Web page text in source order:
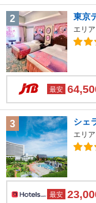
2 東京
エリア
最安
3 シェ
エリア
最安